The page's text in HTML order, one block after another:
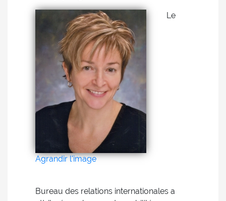
Agrandir l'image
Le
Bureau des relations internationales a